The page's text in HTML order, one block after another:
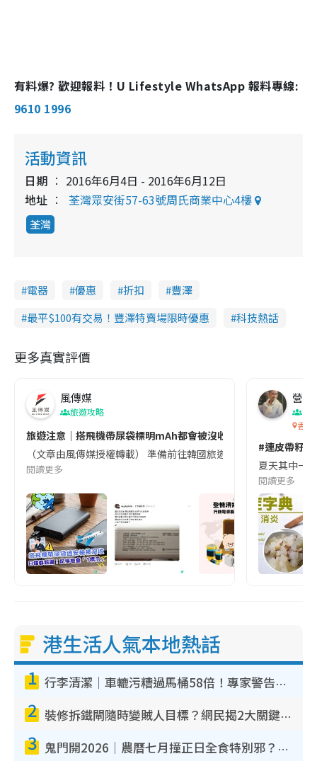
有料爆? 歡迎報料！U Lifestyle WhatsApp 報料專線:
9610 1996
活動資訊
日期
2016年6月4日 - 2016年6月12日
地址
荃灣眾安街57-63號周氏商業中心4樓
荃灣
電器 優惠 折扣
豐澤
最平$100有交易！豐澤特賣場限時優惠
科技熱話
更多真實評價
風傳媒
旅遊攻略
旅遊注意｜搭飛機帶尿袋標明mAh都會被沒收😱出發前切記檢查
（文章由風傳媒授權轉載） 準備前往韓國旅遊的民眾，近期要
閱讀更多
營養
香港
#連皮帶籽
夏天其中一
閱讀更多
港生活人氣本地熱話
1 行李清潔｜車轆污糟過馬桶58倍！專家警告忌用酒精抹 教1招免污手除菌
2 裝修拆鐵閘隨時變賊人目標？網民揭2大關鍵用途：裝新式等於白裝？附新舊鐵閘分別
3 鬼門開2026｜農曆七月撞正日全食特別邪？專家警告切忌做一事！揭4大禁忌+2招保平安